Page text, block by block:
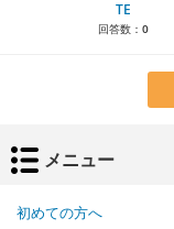
TE
回答数： 0
メニュー
初めての方へ